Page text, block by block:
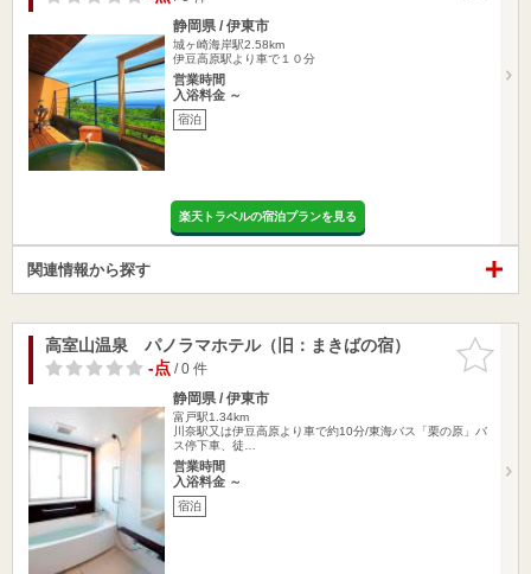
静岡県 / 伊東市
城ヶ崎海岸駅2.58km
伊豆高原駅より車で１０分
営業時間
入浴料金 ～
宿泊
楽天トラベルの宿泊プランを見る
関連情報から探す
お気に入
りに追加
高室山温泉 パノラマホテル（旧：まきばの宿）
-点/ 0 件
静岡県 / 伊東市
富戸駅1.34km
川奈駅又は伊豆高原より車で約10分/東海バス「栗の原」バ
ス停下車、徒…
営業時間
入浴料金 ～
宿泊